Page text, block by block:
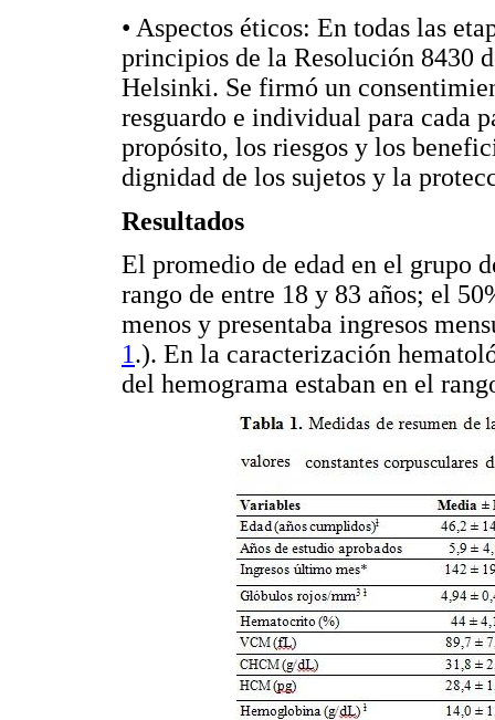
• Aspectos éticos: En todas las
principios de la Resolución 8430
Helsinki. Se firmó un
resguardo e individual para cada
propósito, los riesgos y los
dignidad de los sujetos y la
Resultados
El promedio de edad en el grupo
rango de entre 18 y 83 años; el
menos y presentaba ingresos
1.). En la caracterización
del hemograma estaban en el